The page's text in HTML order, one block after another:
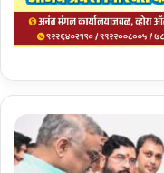
मु
ख्य
मं